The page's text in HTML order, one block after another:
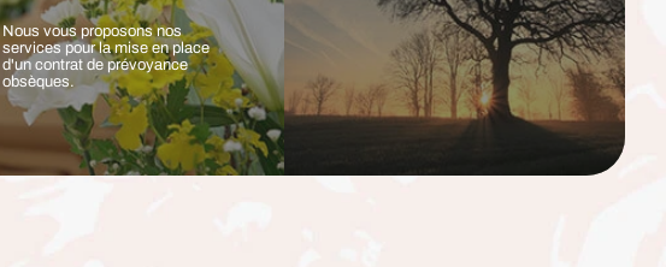
Nous vous proposons nos
services pour la mise en place
d'un contrat de prévoyance
obsèques.